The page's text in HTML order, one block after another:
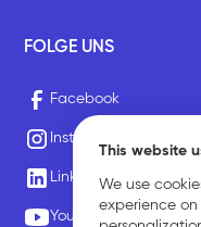
This website
We use
experience
FOLGE UNS
Facebook
Instagram
LinkedIn
Youtube